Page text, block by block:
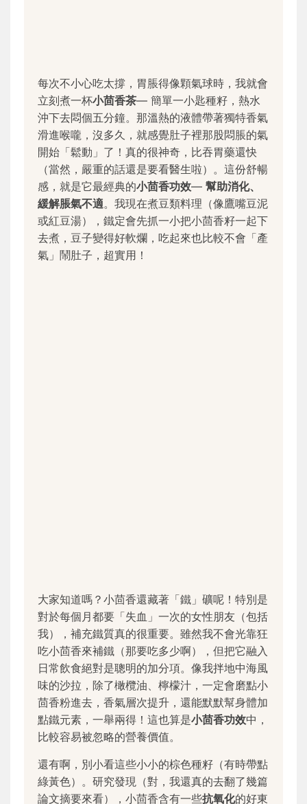
每次不小心吃太撐，胃脹得像顆氣球時，我就會
立刻煮一杯小茴香茶— 簡單一小匙種籽，熱水
沖下去悶個五分鐘。那溫熱的液體帶著獨特香氣
滑進喉嚨，沒多久，就感覺肚子裡那股悶脹的氣
開始「鬆動」了！真的很神奇，比吞胃藥還快
（當然，嚴重的話還是要看醫生啦）。這份舒暢
感，就是它最經典的小茴香功效— 幫助消化、
緩解脹氣不適。我現在煮豆類料理（像鷹嘴豆泥
或紅豆湯），鐵定會先抓一小把小茴香籽一起下
去煮，豆子變得好軟爛，吃起來也比較不會「產
氣」鬧肚子，超實用！
大家知道嗎？小茴香還藏著「鐵」礦呢！特別是
對於每個月都要「失血」一次的女性朋友（包括
我），補充鐵質真的很重要。雖然我不會光靠狂
吃小茴香來補鐵（那要吃多少啊），但把它融入
日常飲食絕對是聰明的加分項。像我拌地中海風
味的沙拉，除了橄欖油、檸檬汁，一定會磨點小
茴香粉進去，香氣層次提升，還能默默幫身體加
點鐵元素，一舉兩得！這也算是小茴香功效中，
比較容易被忽略的營養價值。
還有啊，別小看這些小小的棕色種籽（有時帶點
綠黃色）。研究發現（對，我還真的去翻了幾篇
論文摘要來看），小茴香含有一些抗氧化的好東